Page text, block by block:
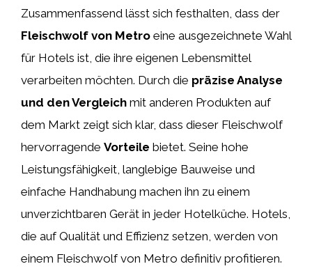
Zusammenfassend lässt sich festhalten, dass der
Fleischwolf von Metro eine ausgezeichnete Wahl
für Hotels ist, die ihre eigenen Lebensmittel
verarbeiten möchten. Durch die präzise Analyse
und den Vergleich mit anderen Produkten auf
dem Markt zeigt sich klar, dass dieser Fleischwolf
hervorragende Vorteile bietet. Seine hohe
Leistungsfähigkeit, langlebige Bauweise und
einfache Handhabung machen ihn zu einem
unverzichtbaren Gerät in jeder Hotelküche. Hotels,
die auf Qualität und Effizienz setzen, werden von
einem Fleischwolf von Metro definitiv profitieren.